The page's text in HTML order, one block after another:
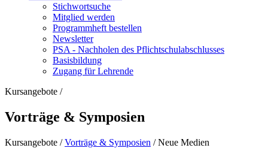
Stichwortsuche
Mitglied werden
Programmheft bestellen
Newsletter
PSA - Nachholen des Pflichtschulabschlusses
Basisbildung
Zugang für Lehrende
Kursangebote /
Vorträge & Symposien
Kursangebote /Vorträge & Symposien /Neue Medien